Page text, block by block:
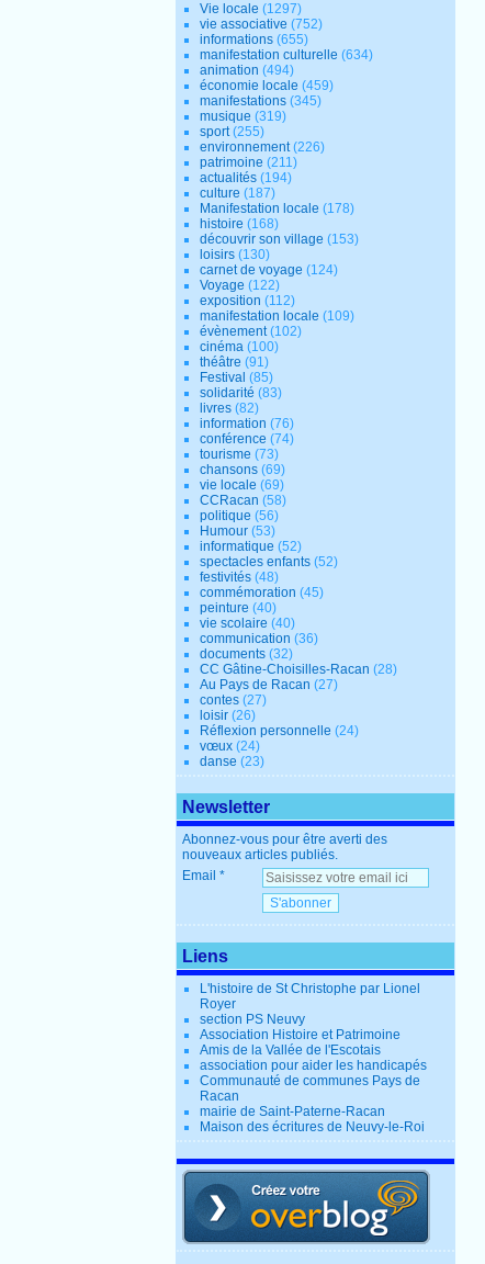
Vie locale (1297)
vie associative (752)
informations (655)
manifestation culturelle (634)
animation (494)
économie locale (459)
manifestations (345)
musique (319)
sport(255)
environnement(226)
patrimoine (211)
actualités (194)
culture (187)
Manifestation locale (178)
histoire (168)
découvrir son village (153)
loisirs (130)
carnet de voyage (124)
Voyage (122)
exposition (112)
manifestation locale (109)
évènement(102)
cinéma (100)
théâtre (91)
Festival (85)
solidarité (83)
livres (82)
information (76)
conférence (74)
tourisme (73)
chansons (69)
vie locale (69)
CCRacan (58)
politique (56)
Humour (53)
informatique (52)
spectacles enfants (52)
festivités (48)
commémoration (45)
peinture (40)
vie scolaire (40)
communication (36)
documents (32)
CC Gâtine-Choisilles-Racan (28)
Au Pays de Racan (27)
contes (27)
loisir (26)
Réflexion personnelle (24)
vœux (24)
danse (23)
Newsletter
Abonnez-vous pour être averti des
nouveaux articles publiés.
Email
Liens
L'histoire de St Christophe par Lionel
Royer
section PS Neuvy
Association Histoire et Patrimoine
Amis de la Vallée de l'Escotais
association pour aider les handicapés
Communauté de communes Pays de
Racan
mairie de Saint-Paterne-Racan
Maison des écritures de Neuvy-le-Roi